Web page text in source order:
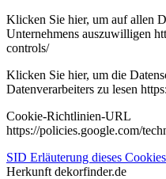
Klicken Sie hier, um auf allen
Unternehmens auszuwilligen
controls/
Klicken Sie hier, um die
Datenverarbeiters zu lesen
Cookie-Richtlinien-URL
https://policies.google.com/
SID Erläuterung dieses Cookies
Herkunft dekorfinder.de